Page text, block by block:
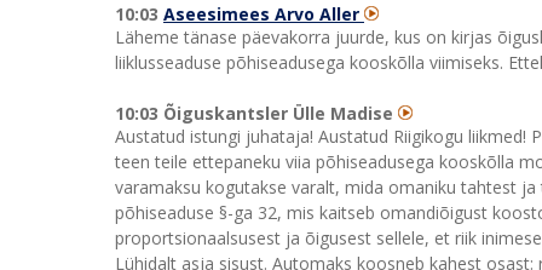
10:03 Aseesimees Arvo Aller
Läheme tänase päevakorra juurde, kus on kirjas
liiklusseaduse põhiseadusega kooskõlla viimiseks.
10:03 Õiguskantsler Ülle Madise
Austatud istungi juhataja! Austatud Riigikogu liikmed!
teen teile ettepaneku viia põhiseadusega kooskõlla
varamaksu kogutakse varalt, mida omaniku tahtest
põhiseaduse §-ga 32, mis kaitseb omandiõigust
proportsionaalsusest ja õigusest sellele, et riik
Lühidalt asja sisust. Automaks koosneb kahest